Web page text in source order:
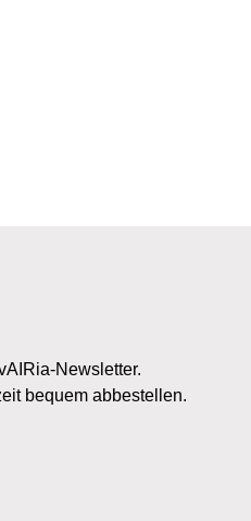
Newsletter.
bequem abbestellen.